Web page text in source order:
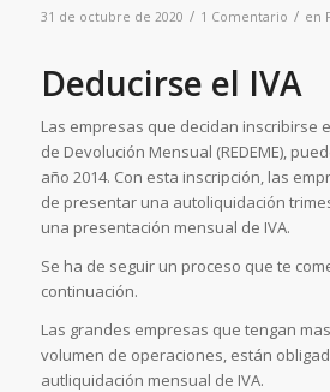
31 de octubre de 2020 / 1 Comentario / en
Deducirse el IVA
Las empresas que decidan inscribirse
de Devolución Mensual (REDEME),
año 2014. Con esta inscripción, las
de presentar una autoliquidación
una presentación mensual de IVA.
Se ha de seguir un proceso que te
continuación.
Las grandes empresas que tengan mas
volumen de operaciones, están
autliquidación mensual de IVA.